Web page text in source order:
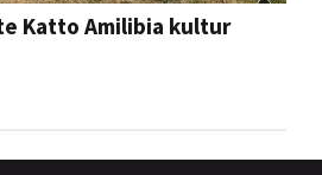
Katto Amilibia kultur